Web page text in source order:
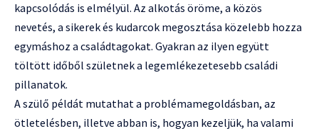
kapcsolódás is elmélyül. Az alkotás öröme, a közös
nevetés, a sikerek és kudarcok megosztása közelebb hozza
egymáshoz a családtagokat. Gyakran az ilyen együtt
töltött időből születnek a legemlékezetesebb családi
pillanatok.
A szülő példát mutathat a problémamegoldásban, az
ötletelésben, illetve abban is, hogyan kezeljük, ha valami